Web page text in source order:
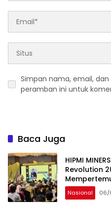
Simpan nama, email,
peramban ini untuk
Baca Juga
HIPMI
Revolution
Industri,
Pengusaha
Nasional 06/